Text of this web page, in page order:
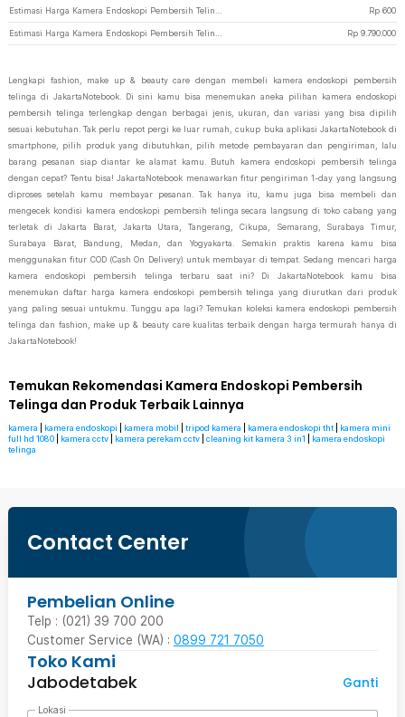
Rp 600
Rp 9.790.000
Lengkapi fashion, make up & beauty care dengan membeli kamera endoskopi pembersih
telinga di JakartaNotebook. Di sini kamu bisa menemukan aneka pilihan kamera endoskopi
pembersih telinga terlengkap dengan berbagai jenis, ukuran, dan variasi yang bisa dipilih
sesuai kebutuhan. Tak perlu repot pergi ke luar rumah, cukup buka aplikasi JakartaNotebook di
smartphone, pilih produk yang dibutuhkan, pilih metode pembayaran dan pengiriman, lalu
barang pesanan siap diantar ke alamat kamu. Butuh kamera endoskopi pembersih telinga
dengan cepat? Tentu bisa! JakartaNotebook menawarkan fitur pengiriman 1-day yang langsung
diproses setelah kamu membayar pesanan. Tak hanya itu, kamu juga bisa membeli dan
mengecek kondisi kamera endoskopi pembersih telinga secara langsung di toko cabang yang
terletak di Jakarta Barat, Jakarta Utara, Tangerang, Cikupa, Semarang, Surabaya Timur,
Surabaya Barat, Bandung, Medan, dan Yogyakarta. Semakin praktis karena kamu bisa
menggunakan fitur COD (Cash On Delivery) untuk membayar di tempat. Sedang mencari harga
kamera endoskopi pembersih telinga terbaru saat ini? Di JakartaNotebook kamu bisa
menemukan daftar harga kamera endoskopi pembersih telinga yang diurutkan dari produk
yang paling sesuai untukmu. Tunggu apa lagi? Temukan koleksi kamera endoskopi pembersih
telinga dan fashion, make up & beauty care kualitas terbaik dengan harga termurah hanya di
JakartaNotebook!
Temukan Rekomendasi Kamera Endoskopi Pembersih
Telinga dan Produk Terbaik Lainnya
kamera kamera endoskopi kamera mobil tripod kamera kamera endoskopi tht
kamera mini
full hd 1080
kamera cctv kamera perekam cctv cleaning kit kamera 3 in1
kamera endoskopi
telinga
Contact Center
Pembelian Online
Telp : (021) 39 700 200
Customer Service (WA) : 0899 721 7050
Toko Kami
Jabodetabek
Ganti
Lokasi